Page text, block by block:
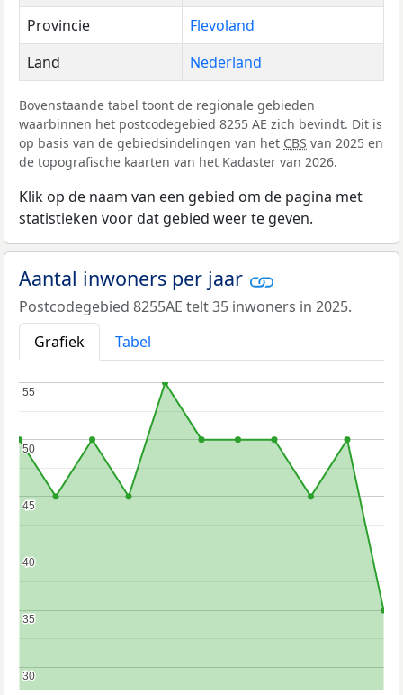
Provincie
Flevoland
Land
Nederland
Bovenstaande tabel toont de regionale gebieden
waarbinnen het postcodegebied 8255 AE zich bevindt. Dit is
op basis van de gebiedsindelingen van het CBS van 2025 en
de topografische kaarten van het Kadaster van 2026.
Klik op de naam van een gebied om de pagina met
statistieken voor dat gebied weer te geven.
Aantal inwoners per jaar
Postcodegebied 8255AE telt 35 inwoners in 2025.
Grafiek
Tabel
30
30
35
35
40
40
45
45
50
50
55
55